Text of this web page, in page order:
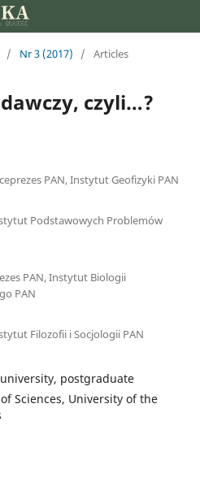
/ Nr 3 (2017) / Articles
czyli…?
PAN, Instytut Geofizyki PAN
Podstawowych Problemów
PAN, Instytut Biologii
PAN
Filozofii i Socjologii PAN
postgraduate
Sciences, University of the